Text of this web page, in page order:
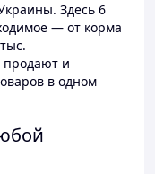
Здесь 6
— от корма
продают и
в одном